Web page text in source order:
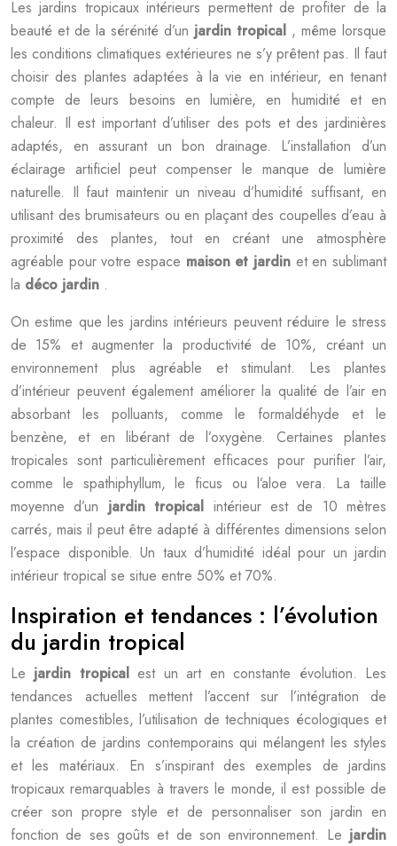
Les jardins tropicaux intérieurs permettent de profiter de la
beauté et de la sérénité d’un jardin tropical , même lorsque
les conditions climatiques extérieures ne s’y prêtent pas. Il faut
choisir des plantes adaptées à la vie en intérieur, en tenant
compte de leurs besoins en lumière, en humidité et en
chaleur. Il est important d’utiliser des pots et des jardinières
adaptés, en assurant un bon drainage. L’installation d’un
éclairage artificiel peut compenser le manque de lumière
naturelle. Il faut maintenir un niveau d’humidité suffisant, en
utilisant des brumisateurs ou en plaçant des coupelles d’eau à
proximité des plantes, tout en créant une atmosphère
agréable pour votre espace maison et jardin et en sublimant
la déco jardin .
On estime que les jardins intérieurs peuvent réduire le stress
de 15% et augmenter la productivité de 10%, créant un
environnement plus agréable et stimulant. Les plantes
d’intérieur peuvent également améliorer la qualité de l’air en
absorbant les polluants, comme le formaldéhyde et le
benzène, et en libérant de l’oxygène. Certaines plantes
tropicales sont particulièrement efficaces pour purifier l’air,
comme le spathiphyllum, le ficus ou l’aloe vera. La taille
moyenne d’un jardin tropical intérieur est de 10 mètres
carrés, mais il peut être adapté à différentes dimensions selon
l’espace disponible. Un taux d’humidité idéal pour un jardin
intérieur tropical se situe entre 50% et 70%.
Inspiration et tendances : l’évolution
du jardin tropical
Le jardin tropicalest un art en constante évolution. Les
tendances actuelles mettent l’accent sur l’intégration de
plantes comestibles, l’utilisation de techniques écologiques et
la création de jardins contemporains qui mélangent les styles
et les matériaux. En s’inspirant des exemples de jardins
tropicaux remarquables à travers le monde, il est possible de
créer son propre style et de personnaliser son jardin en
fonction de ses goûts et de son environnement. Le jardin